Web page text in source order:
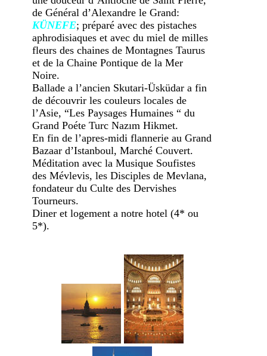
de Général d’Alexandre le Grand:
KÜNEFE; préparé avec des pistaches
aphrodisiaques et avec du miel de milles
fleurs des chaines de Montagnes Taurus
et de la Chaine Pontique de la Mer
Noire.
Ballade a l’ancien Skutari-Üsküdar a fin
de découvrir les couleurs locales de
l’Asie, “Les Paysages Humaines “ du
Grand Poéte Turc Nazım Hikmet.
En fin de l’apres-midi flannerie au Grand
Bazaar d’Istanboul, Marché Couvert.
Méditation avec la Musique Soufistes
des Mévlevis, les Disciples de Mevlana,
fondateur du Culte des Dervishes
Tourneurs.
Diner et logement a notre hotel (4* ou
5*).